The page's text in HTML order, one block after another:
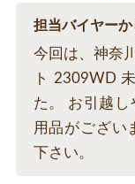
担当バイヤーか
今回は、神奈
ト 2309WD
た。 お引越
用品がござい
下さい。